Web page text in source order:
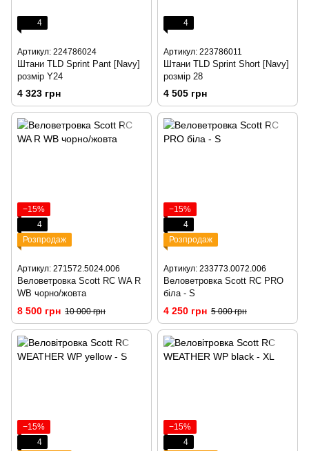
4
Артикул: 224786024
Штани TLD Sprint Pant [Navy]
розмір Y24
4 323 грн
4
Артикул: 223786011
Штани TLD Sprint Short [Navy]
розмір 28
4 505 грн
−15%
4
Розпродаж
Артикул: 271572.5024.006
Веловетровка Scott RC WA R
WB чорно/жовта
8 500 грн 10 000 грн
−15%
4
Розпродаж
Артикул: 233773.0072.006
Веловетровка Scott RC PRO
біла - S
4 250 грн 5 000 грн
−15%
4
−15%
4